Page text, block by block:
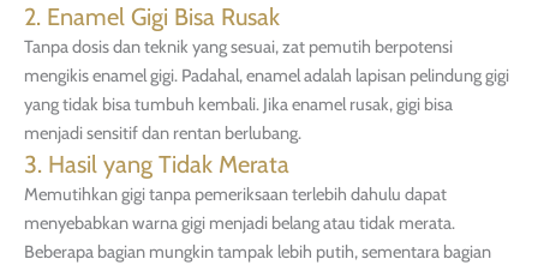
2. Enamel Gigi Bisa Rusak
Tanpa dosis dan teknik yang sesuai, zat pemutih berpotensi
mengikis enamel gigi. Padahal, enamel adalah lapisan pelindung gigi
yang tidak bisa tumbuh kembali. Jika enamel rusak, gigi bisa
menjadi sensitif dan rentan berlubang.
3. Hasil yang Tidak Merata
Memutihkan gigi tanpa pemeriksaan terlebih dahulu dapat
menyebabkan warna gigi menjadi belang atau tidak merata.
Beberapa bagian mungkin tampak lebih putih, sementara bagian